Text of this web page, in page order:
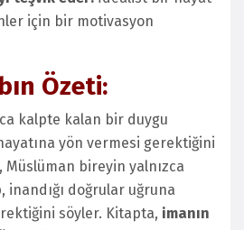
için bir motivasyon
Özeti:
kalpte kalan bir duygu
yön vermesi gerektiğini
Müslüman bireyin yalnızca
inandığı doğrular uğruna
söyler. Kitapta, imanın